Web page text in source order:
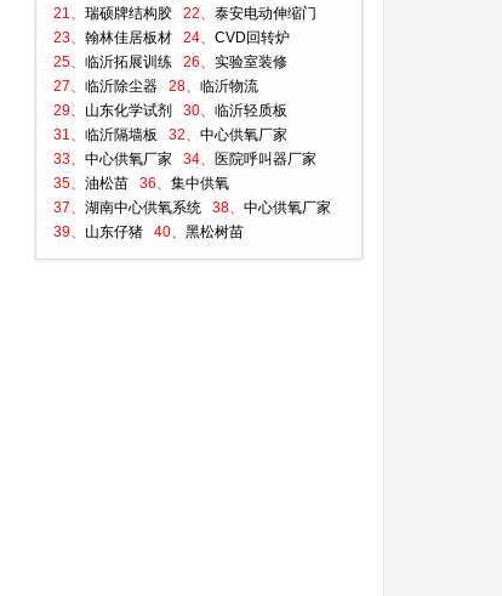
21、 瑞硕牌结构胶 22、 泰安电动伸缩门
23、 翰林佳居板材 24、 CVD回转炉
25、 临沂拓展训练 26、 实验室装修
27、 临沂除尘器 28、 临沂物流
29、 山东化学试剂 30、 临沂轻质板
31、 临沂隔墙板 32、 中心供氧厂家
33、 中心供氧厂家 34、
医院呼叫器厂家
35、 油松苗 36、 集中供氧
37、 湖南中心供氧系统 38、 中心供氧厂家
39、 山东仔猪 40、 黑松树苗